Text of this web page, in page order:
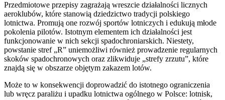
Przedmiotowe przepisy zagrażają wreszcie działalności licznych
aeroklubów, które stanowią dziedzictwo tradycji polskiego
lotnictwa. Promują one rozwój sportów lotniczych i edukują młode
pokolenia pilotów. Istotnym elementem ich działalności jest
funkcjonowanie w nich sekcji spadochroniarskich. Niestety,
powstanie stref „R” uniemożliwi również prowadzenie regularnych
skoków spadochronowych oraz zlikwiduje „strefy zrzutu”, które
znajdą się w obszarze objętym zakazem lotów.
Może to w konsekwencji doprowadzić do istotnego ograniczenia
lub wręcz paraliżu i upadku lotnictwa ogólnego w Polsce: lotnisk,